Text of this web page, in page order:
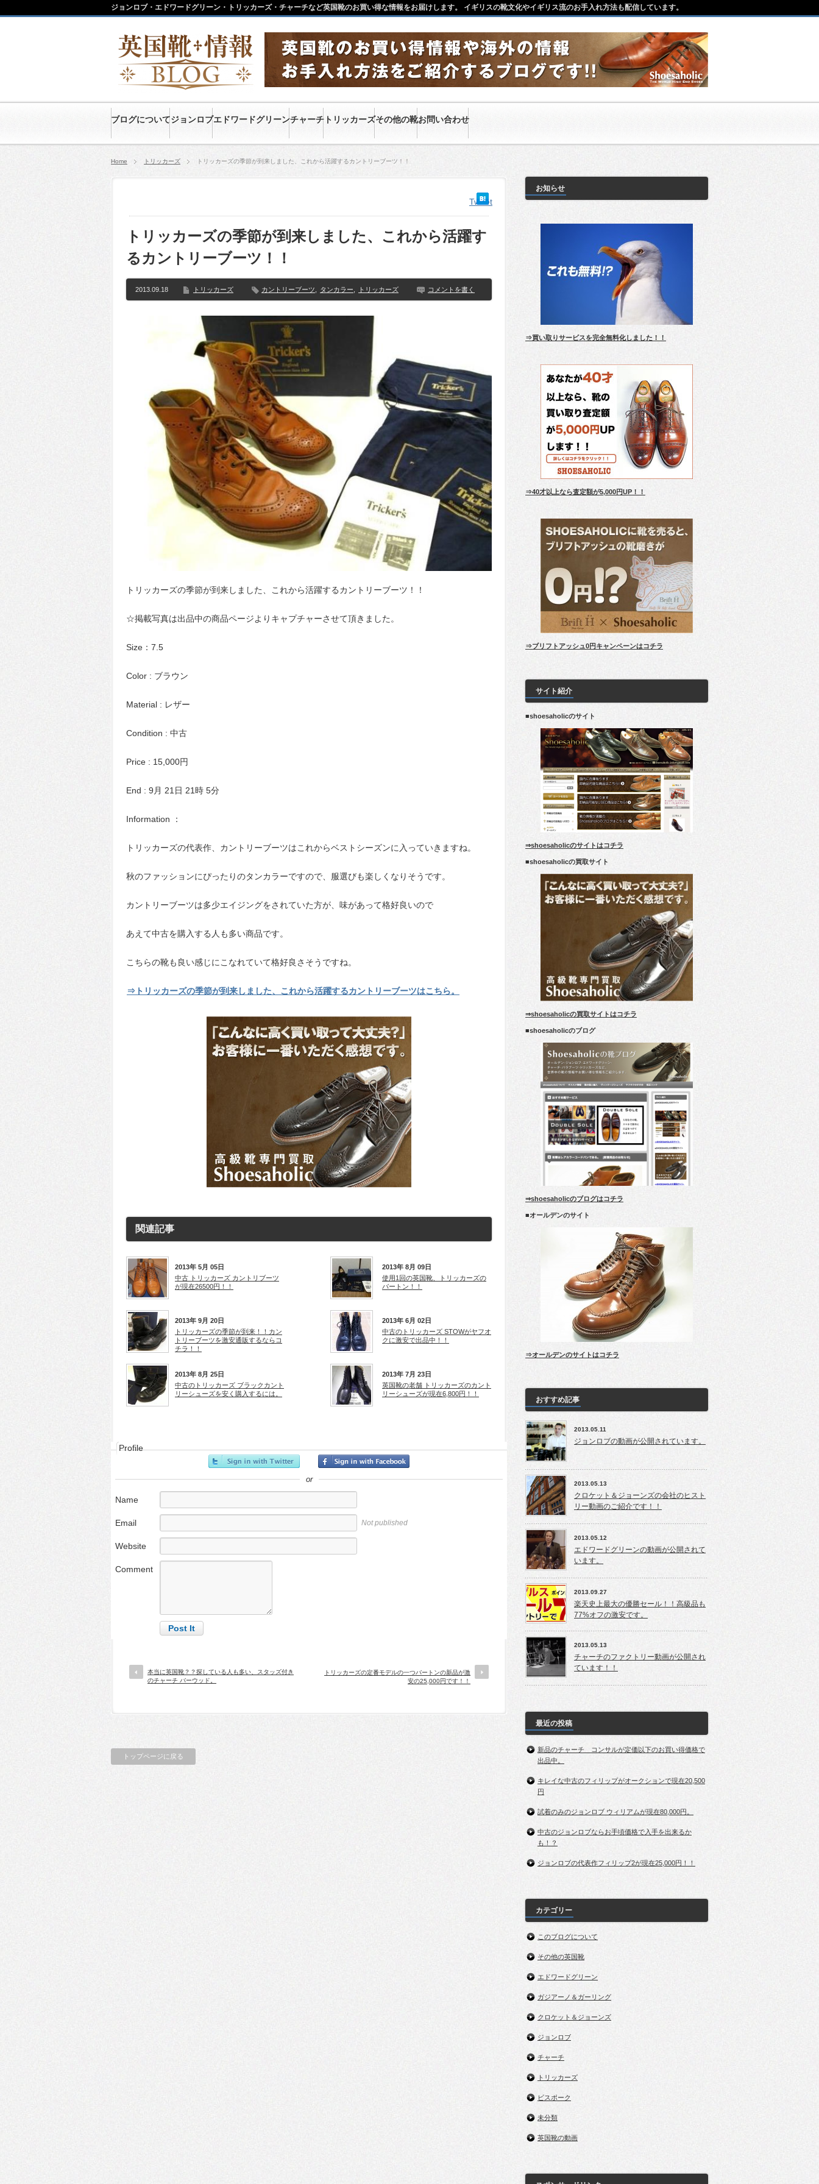
ブログについてジョンロブエドワードグリーンチャーチ トリッカーズその他の靴お問い合わせ
ジョンロブ・エドワードグリーン・トリッカーズ・チャーチなど英国靴のお買い得な情報をお届けします。 イギリスの靴文化やイギリス流のお手入れ方法も配信しています。
Home トリッカーズ トリッカーズの季節が到来しました、これから活躍するカントリーブーツ！！
Tweet
トリッカーズの季節が到来しました、これから活躍す
るカントリーブーツ！！
2013.09.18 トリッカーズ カントリーブーツ タンカラー トリッカーズ コメントを書く
トリッカーズの季節が到来しました、これから活躍するカントリーブーツ！！
☆掲載写真は出品中の商品ページよりキャプチャーさせて頂きました。
Size：7.5
Color : ブラウン
Material : レザー
Condition : 中古
Price : 15,000円
End : 9月 21日 21時 5分
Information ：
トリッカーズの代表作、カントリーブーツはこれからベストシーズンに入っていきますね。
秋のファッションにぴったりのタンカラーですので、服選びも楽しくなりそうです。
カントリーブーツは多少エイジングをされていた方が、味があって格好良いので
あえて中古を購入する人も多い商品です。
こちらの靴も良い感じにこなれていて格好良さそうですね。
⇒トリッカーズの季節が到来しました、これから活躍するカントリーブーツはこちら。
関連記事
2013年 5月 05日
中古 トリッカーズ カントリブーツ
が現在26500円！！
2013年 8月 09日
使用1回の英国靴、トリッカーズの
バートン！！
2013年 9月 20日
トリッカーズの季節が到来！！カン
トリーブーツを激安通販するならコ
チラ！！
2013年 6月 02日
中古のトリッカーズ STOWがヤフオ
クに激安で出品中！！
2013年 8月 25日
中古のトリッカーズ ブラックカント
リーシューズを安く購入するには。
2013年 7月 23日
英国靴の老舗 トリッカーズのカント
リーシューズが現在6,800円！！
Profile
or
Name
Email Not published
Website
Comment
本当に英国靴？？探している人も多い、スタッズ付き
のチャーチ バーウッド。
トリッカーズの定番モデルの一つバートンの新品が激
安の25,000円です！！
トップページに戻る
お知らせ
⇒買い取りサービスを完全無料化しました！！
⇒40才以上なら査定額が5,000円UP！！
⇒ブリフトアッシュ0円キャンペーンはコチラ
サイト紹介
■shoesaholicのサイト
⇒shoesaholicのサイトはコチラ
■shoesaholicの買取サイト
⇒shoesaholicの買取サイトはコチラ
■shoesaholicのブログ
⇒shoesaholicのブログはコチラ
■オールデンのサイト
⇒オールデンのサイトはコチラ
おすすめ記事
2013.05.11
ジョンロブの動画が公開されています。
2013.05.13
クロケット＆ジョーンズの会社のヒスト
リー動画のご紹介です！！
2013.05.12
エドワードグリーンの動画が公開されて
います。
2013.09.27
楽天史上最大の優勝セール！！高級品も
77%オフの激安です。
2013.05.13
チャーチのファクトリー動画が公開され
ています！！
最近の投稿
新品のチャーチ コンサルが定価以下のお買い得価格で
出品中。
キレイな中古のフィリップがオークションで現在20,500
円
試着のみのジョンロブ ウィリアムが現在80,000円。
中古のジョンロブならお手頃価格で入手を出来るか
も！？
ジョンロブの代表作フィリップ2が現在25,000円！！
カテゴリー
このブログについて
その他の英国靴
エドワードグリーン
ガジアーノ＆ガーリング
クロケット＆ジョーンズ
ジョンロブ
チャーチ
トリッカーズ
ビスポーク
未分類
英国靴の動画